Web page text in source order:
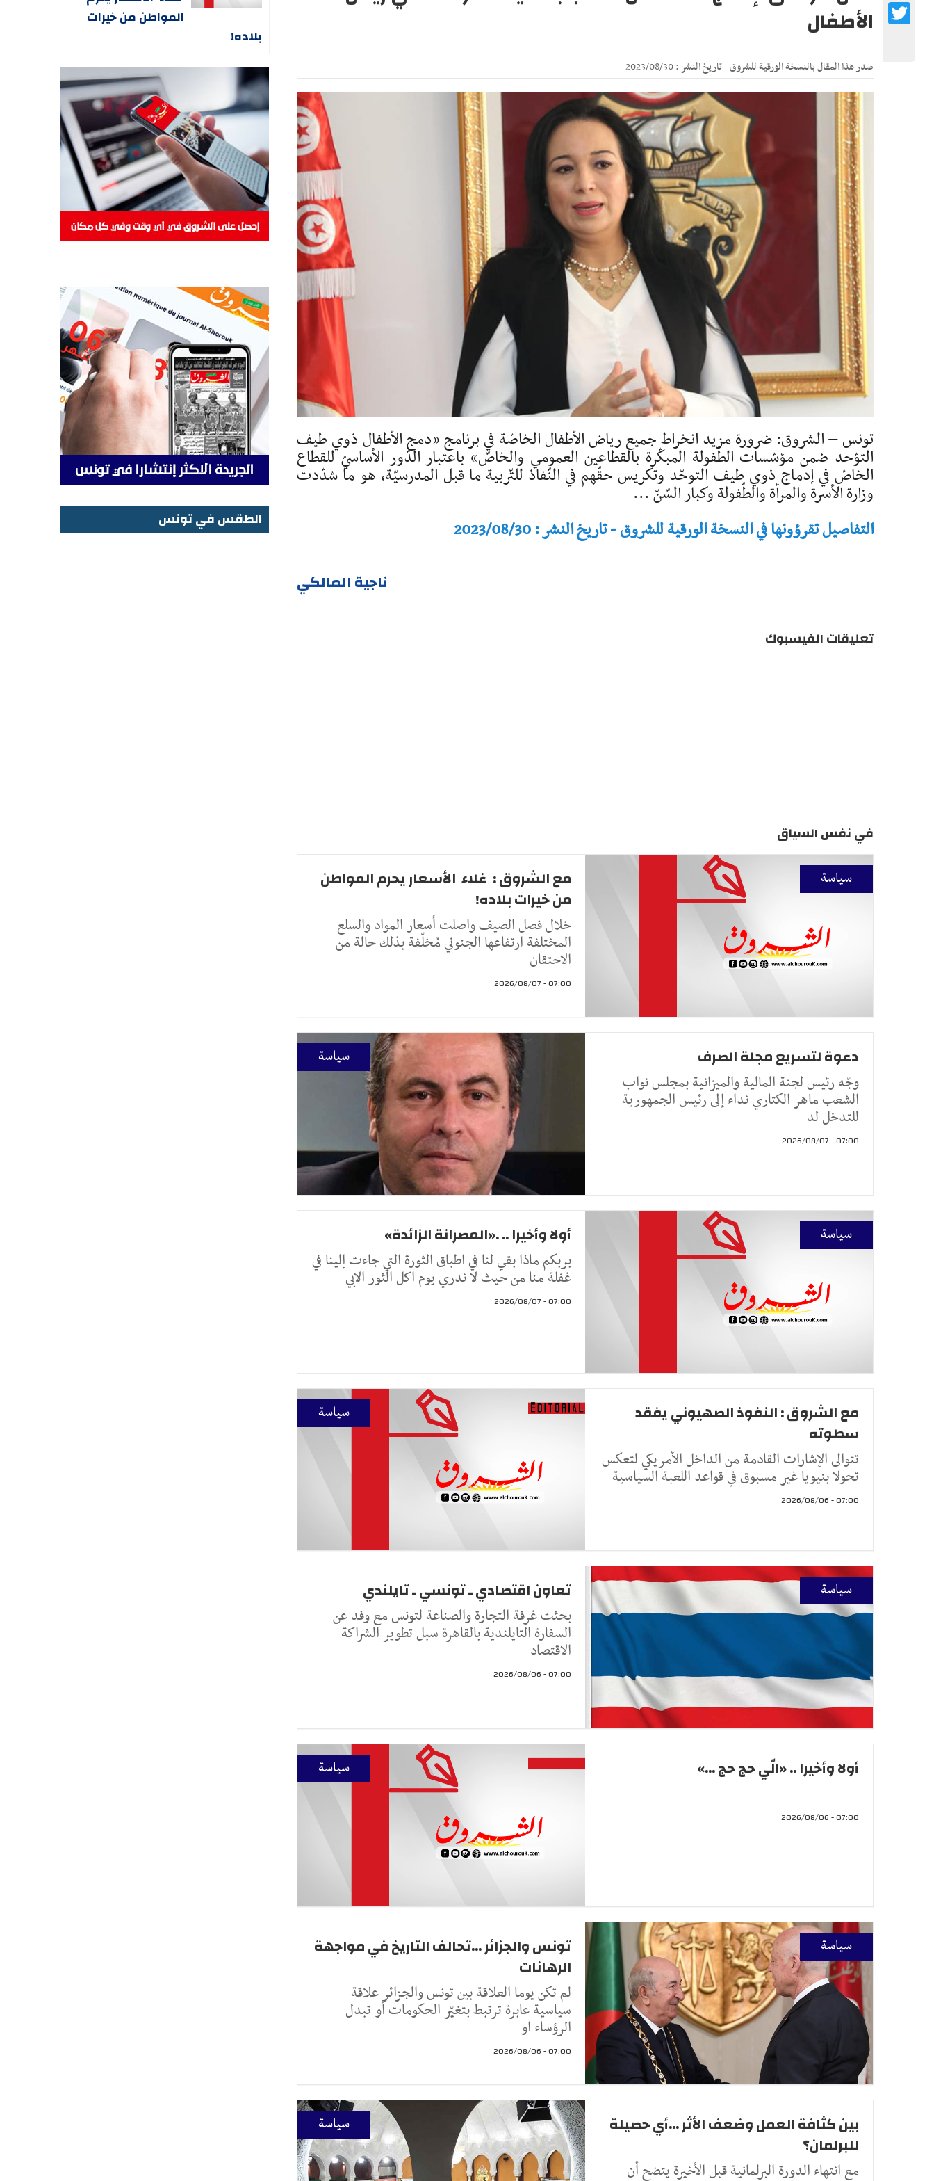
الأطفال
صدر هذا المقال بالنسخة الورقية للشروق - تاريخ النشر : 2023/08/30
تونس – الشروق: ضرورة مزيد انخراط جميع رياض الأطفال الخاصّة في برنامج «دمج الأطفال ذوي طيف
التوّحد ضمن مؤسّسات الطّفولة المبكّرة بالقطاعين العمومي والخاصّ» باعتبار الدّور الأساسيّ للقطاع
الخاصّ في إدماج ذوي طيف التوحّد وتكريس حقّهم في النّفاذ للتّربية ما قبل المدرسيّة، هو ما شدّدت
وزارة الأسرة والمرأة والطّفولة وكبار السّنّ ...
التفاصيل تقرؤونها في النسخة الورقية للشروق - تاريخ النشر : 2023/08/30
ناجية المالكي
Twitter
تعليقات الفيسبوك
في نفس السياق
سياسة
مع الشروق : غلاء الأسعار يحرم المواطن
من خيرات بلاده!
خلال فصل الصيف واصلت أسعار المواد والسلع
المختلفة ارتفاعها الجنوني مُخلّفة بذلك حالة من
الاحتقان
07:00 - 2026/08/07
سياسة دعوة لتسريع مجلة الصرف
وجّه رئيس لجنة المالية والميزانية بمجلس نواب
الشعب ماهر الكتاري نداء إلى رئيس الجمهورية
للتدخل لد
07:00 - 2026/08/07
سياسة أولا وأخيرا .. .«المصرانة الزائدة»
بربكم ماذا بقي لنا في اطباق الثورة التي جاءت إلينا في
غفلة منا من حيث لا ندري يوم اكل الثور الابي
07:00 - 2026/08/07
سياسة
مع الشروق : النفوذ الصهيوني يفقد
سطوته
تتوالى الإشارات القادمة من الداخل الأمريكي لتعكس
تحولا بنيويا غير مسبوق في قواعد اللعبة السياسية
07:00 - 2026/08/06
سياسة تعاون اقتصادي ـ تونسي ـ تايلندي
بحثت غرفة التجارة والصناعة لتونس مع وفد عن
السفارة التايلندية بالقاهرة سبل تطوير الشراكة
الاقتصاد
07:00 - 2026/08/06
سياسة أولا وأخيرا .. «الّي حج حج ...»
07:00 - 2026/08/06
سياسة
تونس والجزائر ...تحالف التاريخ في مواجهة
الرهانات
لم تكن يوما العلاقة بين تونس والجزائر علاقة
سياسية عابرة ترتبط بتغيّر الحكومات أو تبدل
الرؤساء او
07:00 - 2026/08/06
سياسة
بين كثافة العمل وضعف الأثر ...أي حصيلة
للبرلمان؟
مع انتهاء الدورة البرلمانية قبل الأخيرة يتضح أن
المواطن من خيرات
بلاده!
الطقس في تونس